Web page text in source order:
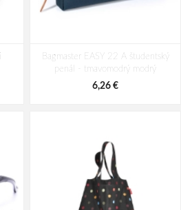
tmavě modrá
47,50 €
Bagmaster EASY 22 A študentský
penál - tmavomodrý modrý
6,26 €